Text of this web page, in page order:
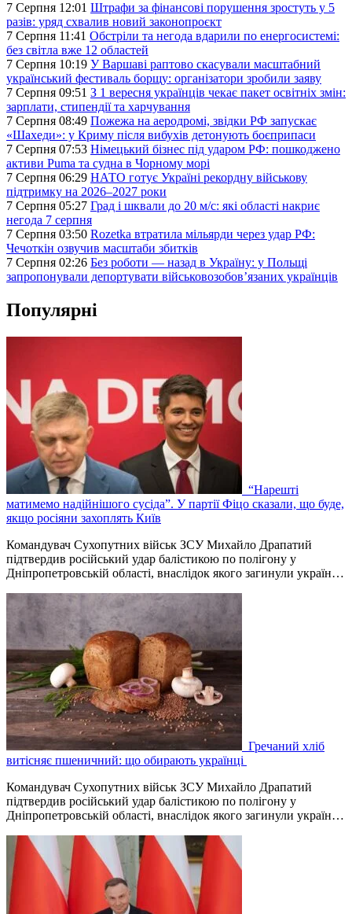
7 Серпня 12:01 Штрафи за фінансові порушення зростуть у 5
разів: уряд схвалив новий законопроєкт
7 Серпня 11:41 Обстріли та негода вдарили по енергосистемі:
без світла вже 12 областей
7 Серпня 10:19 У Варшаві раптово скасували масштабний
український фестиваль борщу: організатори зробили заяву
7 Серпня 09:51 З 1 вересня українців чекає пакет освітніх змін:
зарплати, стипендії та харчування
7 Серпня 08:49 Пожежа на аеродромі, звідки РФ запускає
«Шахеди»: у Криму після вибухів детонують боєприпаси
7 Серпня 07:53 Німецький бізнес під ударом РФ: пошкоджено
активи Puma та судна в Чорному морі
7 Серпня 06:29 НАТО готує Україні рекордну військову
підтримку на 2026–2027 роки
7 Серпня 05:27 Град і шквали до 20 м/с: які області накриє
негода 7 серпня
7 Серпня 03:50 Rozetka втратила мільярди через удар РФ:
Чечоткін озвучив масштаби збитків
7 Серпня 02:26 Без роботи — назад в Україну: у Польщі
запропонували депортувати військовозобов’язаних українців
Популярні
“Нарешті
матимемо надійнішого сусіда”. У партії Фіцо сказали, що буде,
якщо росіяни захоплять Київ
Командувач Сухопутних військ ЗСУ Михайло Драпатий
підтвердив російський удар балістикою по полігону у
Дніпропетровській області, внаслідок якого загинули україн…
Гречаний хліб
витісняє пшеничний: що обирають українці
Командувач Сухопутних військ ЗСУ Михайло Драпатий
підтвердив російський удар балістикою по полігону у
Дніпропетровській області, внаслідок якого загинули україн…